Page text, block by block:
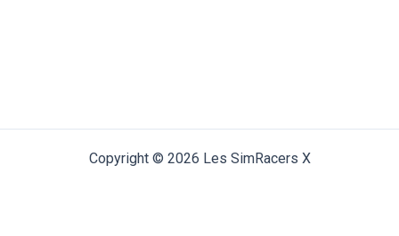
Copyright © 2026 Les SimRacers X